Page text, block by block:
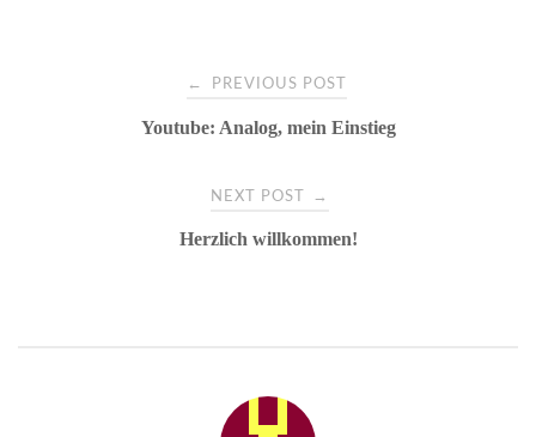
navigation
← PREVIOUS POST
Youtube: Analog, mein Einstieg
NEXT POST →
Herzlich willkommen!